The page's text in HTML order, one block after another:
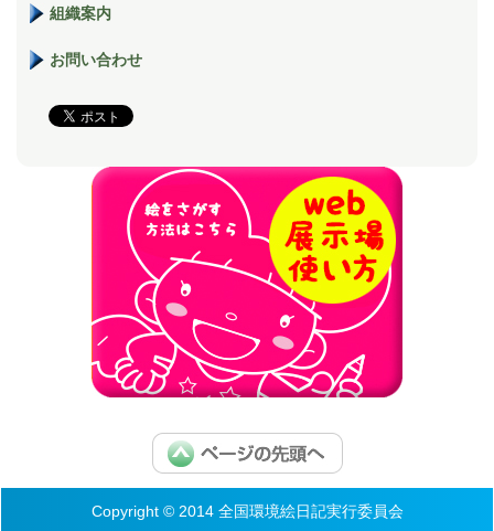
組織案内
お問い合わせ
Copyright © 2014 全国環境絵日記実行委員会